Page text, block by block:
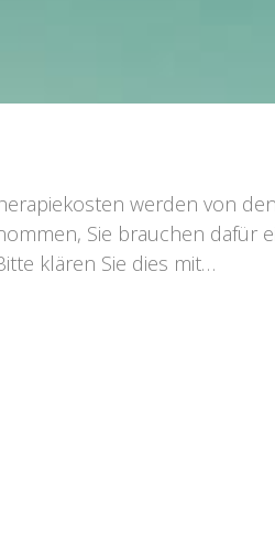
werden von den
Sie brauchen dafür
klären Sie dies mit…